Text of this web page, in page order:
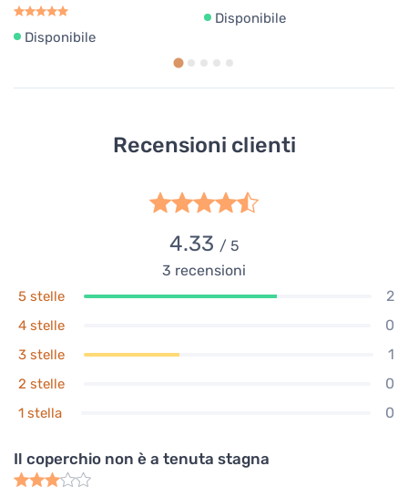
Disponibile
Disponibile
Recensioni clienti
4.33 / 5
3 recensioni
5 stelle 2
4 stelle 0
3 stelle 1
2 stelle 0
1 stella 0
Il coperchio non è a tenuta stagna